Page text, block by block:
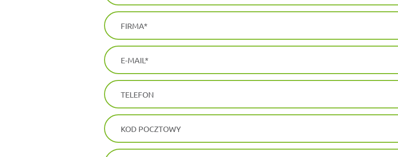
FIRMA
E-MAIL
TELEFON
KOD POCZTOWY